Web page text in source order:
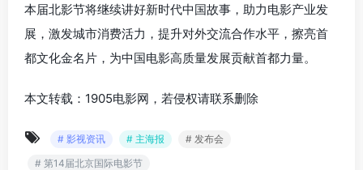
本届北影节将继续讲好新时代中国故事，助力电影产业发
展，激发城市消费活力，提升对外交流合作水平，擦亮首
都文化金名片，为中国电影高质量发展贡献首都力量。
本文转载：1905电影网，若侵权请联系删除
# 影视资讯 # 主海报
# 发布会
# 第14届北京国际电影节